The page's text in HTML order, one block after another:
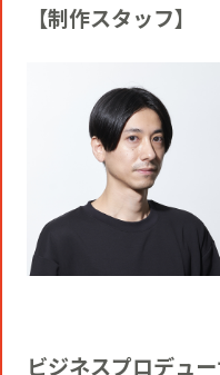
【制作スタッフ】
ビジネスプロデュ